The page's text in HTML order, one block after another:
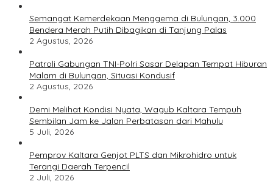
Semangat Kemerdekaan Menggema di Bulungan, 3.000
Bendera Merah Putih Dibagikan di Tanjung Palas
2 Agustus, 2026
Patroli Gabungan TNI-Polri Sasar Delapan Tempat Hiburan
Malam di Bulungan, Situasi Kondusif
2 Agustus, 2026
Demi Melihat Kondisi Nyata, Wagub Kaltara Tempuh
Sembilan Jam ke Jalan Perbatasan dari Mahulu
5 Juli, 2026
Pemprov Kaltara Genjot PLTS dan Mikrohidro untuk
Terangi Daerah Terpencil
2 Juli, 2026